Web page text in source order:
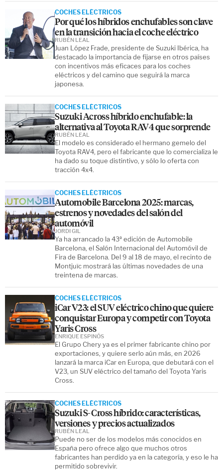
COCHES ELÉCTRICOS
Por qué los híbridos enchufables son clave
en la transición hacia el coche eléctrico
Juan López Frade, presidente de Suzuki Ibérica, ha
destacado la importancia de fijarse en otros países
con incentivos más eficaces para los coches
eléctricos y del camino que seguirá la marca
japonesa.
RUBÉN LEAL
COCHES ELÉCTRICOS
Suzuki Across híbrido enchufable: la
alternativa al Toyota RAV4 que sorprende
El modelo es considerado el hermano gemelo del
Toyota RAV4, pero el fabricante que lo comercializa le
ha dado su toque distintivo, y sólo lo oferta con
tracción 4x4.
RUBÉN LEAL
COCHES ELÉCTRICOS
Automobile Barcelona 2025: marcas,
estrenos y novedades del salón del
automóvil
Ya ha arrancado la 43ª edición de Automobile
Barcelona, el Salón Internacional del Automóvil de
Fira de Barcelona. Del 9 al 18 de mayo, el recinto de
Montjuïc mostrará las últimas novedades de una
treintena de marcas.
JORDI GIL
COCHES ELÉCTRICOS
iCar V23: el SUV eléctrico chino que quiere
conquistar Europa y competir con Toyota
Yaris Cross
El Grupo Chery ya es el primer fabricante chino por
exportaciones, y quiere serlo aún más, en 2026
lanzará la marca iCar en Europa, que debutará con el
V23, un SUV eléctrico del tamaño del Toyota Yaris
Cross.
ENRIQUE ESPINÓS
COCHES ELÉCTRICOS
Suzuki S-Cross híbrido: características,
versiones y precios actualizados
Puede no ser de los modelos más conocidos en
España pero ofrece algo que muchos otros
fabricantes han perdido ya en la categoría, y eso le ha
permitido sobrevivir.
RUBÉN LEAL